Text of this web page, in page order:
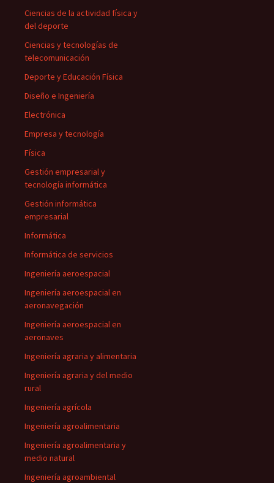
Ciencias de la actividad física y
del deporte
Ciencias y tecnologías de
telecomunicación
Deporte y Educación Física
Diseño e Ingeniería
Electrónica
Empresa y tecnología
Física
Gestión empresarial y
tecnología informática
Gestión informática
empresarial
Informática
Informática de servicios
Ingeniería aeroespacial
Ingeniería aeroespacial en
aeronavegación
Ingeniería aeroespacial en
aeronaves
Ingeniería agraria y alimentaria
Ingeniería agraria y del medio
rural
Ingeniería agrícola
Ingeniería agroalimentaria
Ingeniería agroalimentaria y
medio natural
Ingeniería agroambiental